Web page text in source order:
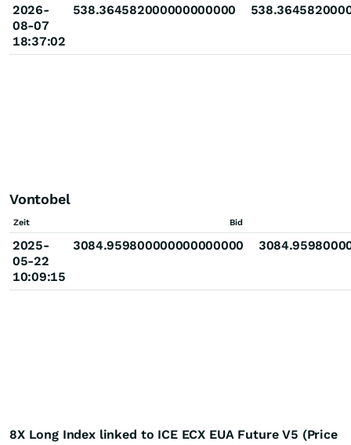
2026-
08-07
18:37:02
538.364582000000000000
Vontobel
Zeit Bid
2025-
05-22
10:09:15
3084.959800000000000000
8X Long Index linked to ICE ECX EUA Future V5 (Price